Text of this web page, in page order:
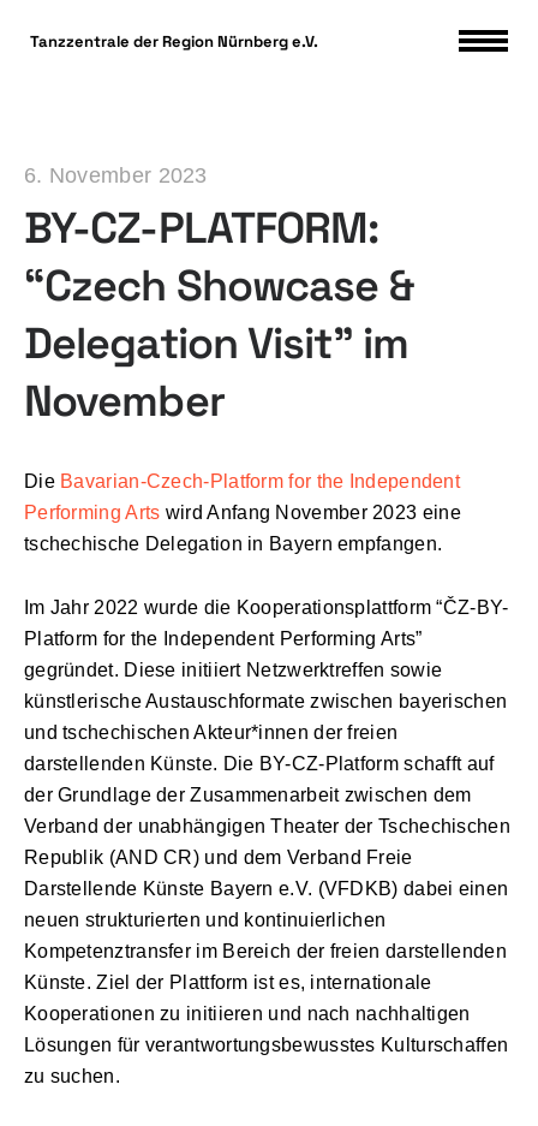
Tanzzentrale der Region Nürnberg e.V.
6. November 2023
BY-CZ-PLATFORM:
“Czech Showcase &
Delegation Visit” im
November
Die Bavarian-Czech-Platform for the Independent
Performing Arts wird Anfang November 2023 eine
tschechische Delegation in Bayern empfangen.
Im Jahr 2022 wurde die Kooperationsplattform “ČZ-BY-
Platform for the Independent Performing Arts”
gegründet. Diese initiiert Netzwerktreffen sowie
künstlerische Austauschformate zwischen bayerischen
und tschechischen Akteur*innen der freien
darstellenden Künste. Die BY-CZ-Platform schafft auf
der Grundlage der Zusammenarbeit zwischen dem
Verband der unabhängigen Theater der Tschechischen
Republik (AND CR) und dem Verband Freie
Darstellende Künste Bayern e.V. (VFDKB) dabei einen
neuen strukturierten und kontinuierlichen
Kompetenztransfer im Bereich der freien darstellenden
Künste. Ziel der Plattform ist es, internationale
Kooperationen zu initiieren und nach nachhaltigen
Lösungen für verantwortungsbewusstes Kulturschaffen
zu suchen.